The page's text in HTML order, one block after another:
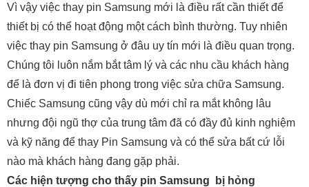
Vì vậy việc thay pin Samsung mới là điều rất cần thiết để
thiết bị có thể hoạt động một cách bình thường. Tuy nhiên
việc thay pin Samsung ở đâu uy tín mới là điều quan trọng.
Chúng tôi luôn nắm bắt tâm lý và các nhu cầu khách hàng
để là đơn vị đi tiên phong trong việc sửa chữa Samsung.
Chiếc Samsung cũng vậy dù mới chỉ ra mắt không lâu
nhưng đội ngũ thợ của trung tâm đã có đầy đủ kinh nghiệm
và kỹ năng để thay Pin Samsung và có thể sửa bất cứ lỗi
nào mà khách hàng đang gặp phải.
Các hiện tượng cho thấy pin Samsung bị hỏng